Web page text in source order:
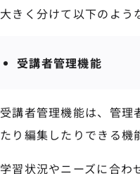
大きく分けて以下のよう
受講者管理機能
受講者管理機能は、管理
たり編集したりできる機
学習状況やニーズに合わ